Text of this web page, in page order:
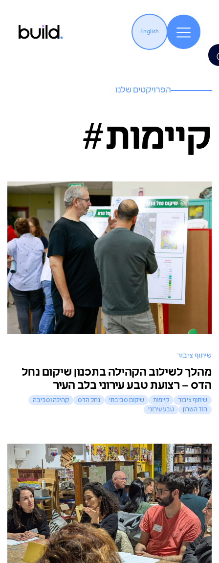
English
הפרויקטים שלנו
קיימות#
שיתוף ציבור
מהלך לשילוב הקהילה בתכנון שיקום נחל
הדס – רצועת טבע עירוני בלב העיר
שיתוף ציבור קיימות שיקום סביבתי נחל הדס
קהילה וסביבה
הוד השרון
טבע עירוני